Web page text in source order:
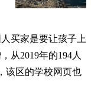
买家是要让孩子上
从2019年的194人
该区的学校网页也